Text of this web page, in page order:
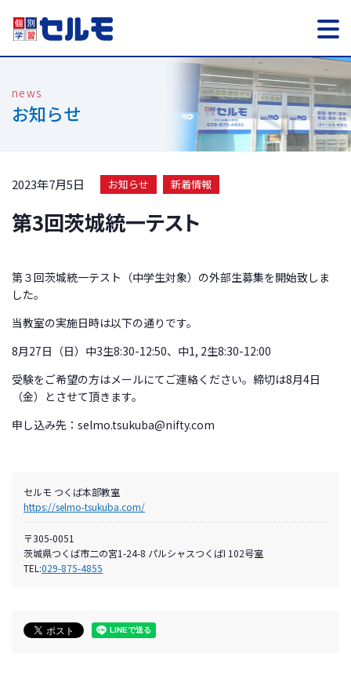
お知らせ
2023年7月5日 お知らせ 新着情報
第3回茨城統一テスト
第３回茨城統一テスト（中学生対象）の外部生募集を開始致しま
した。
当教室の実施日時は以下の通りです。
8月27日（日）中3生8:30-12:50、中1, 2生8:30-12:00
受験をご希望の方はメールにてご連絡ください。締切は8月4日
（金）とさせて頂きます。
申し込み先：selmo.tsukuba@nifty.com
セルモ つくば本部教室
https://selmo-tsukuba.com/
〒305-0051
茨城県つくば市二の宮1-24-8 パルシャスつくばI 102号室
TEL:029-875-4855